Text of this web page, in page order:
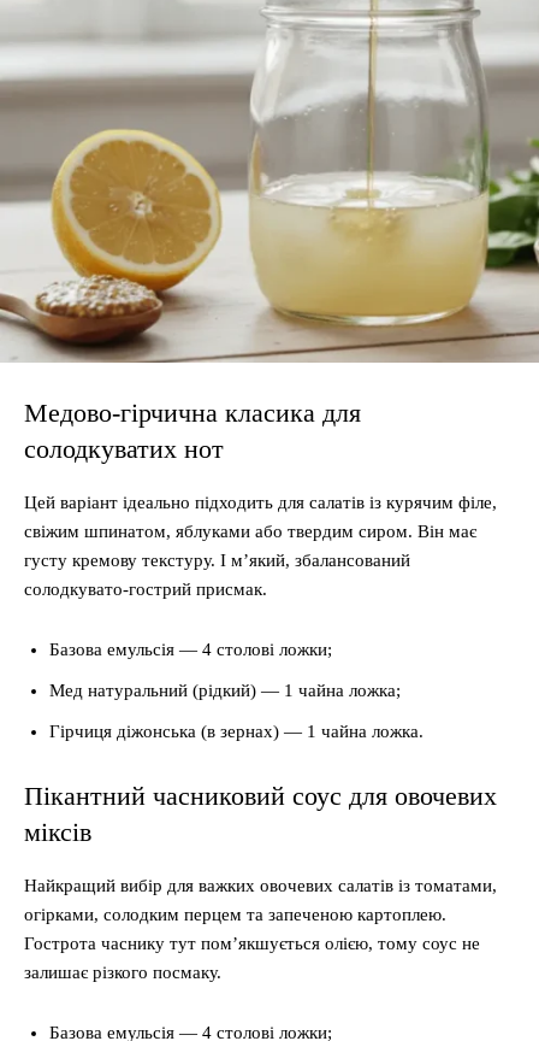
Медово-гірчична класика для
солодкуватих нот
Цей варіант ідеально підходить для салатів із курячим філе,
свіжим шпинатом, яблуками або твердим сиром. Він має
густу кремову текстуру. І м’який, збалансований
солодкувато-гострий присмак.
Базова емульсія — 4 столові ложки;
Мед натуральний (рідкий) — 1 чайна ложка;
Гірчиця діжонська (в зернах) — 1 чайна ложка.
Пікантний часниковий соус для овочевих
міксів
Найкращий вибір для важких овочевих салатів із томатами,
огірками, солодким перцем та запеченою картоплею.
Гострота часнику тут пом’якшується олією, тому соус не
залишає різкого посмаку.
Базова емульсія — 4 столові ложки;